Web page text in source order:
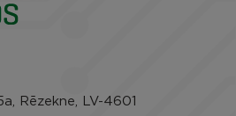
Rēzekne, LV-4601